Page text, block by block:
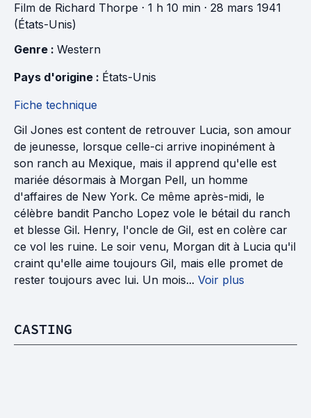
Film de Richard Thorpe · 1 h 10 min · 28 mars 1941
(États-Unis)
Genre : Western
Pays d'origine : États-Unis
Fiche technique
Gil Jones est content de retrouver Lucia, son amour
de jeunesse, lorsque celle-ci arrive inopinément à
son ranch au Mexique, mais il apprend qu'elle est
mariée désormais à Morgan Pell, un homme
d'affaires de New York. Ce même après-midi, le
célèbre bandit Pancho Lopez vole le bétail du ranch
et blesse Gil. Henry, l'oncle de Gil, est en colère car
ce vol les ruine. Le soir venu, Morgan dit à Lucia qu'il
craint qu'elle aime toujours Gil, mais elle promet de
rester toujours avec lui. Un mois... Voir plus
CASTING